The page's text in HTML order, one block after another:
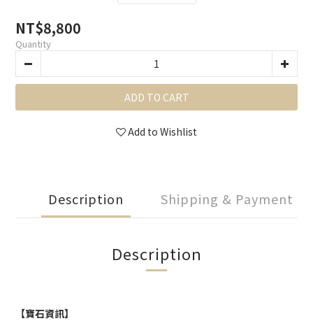
NT$8,800
Quantity
ADD TO CART
Add to Wishlist
Description Shipping & Payment
Description
【寶石資訊】